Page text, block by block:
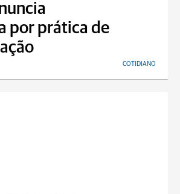
por prática de
COTIDIANO